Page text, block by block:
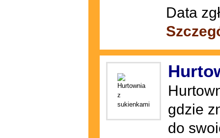
Data
gdzie
do